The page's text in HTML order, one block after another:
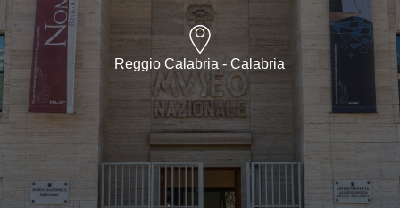
Reggio Calabria - Calabria